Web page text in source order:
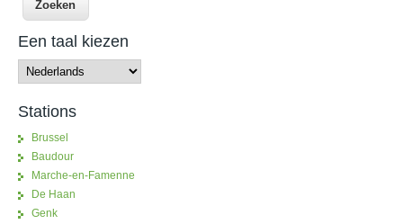
Een taal kiezen
Stations
Brussel
Baudour
Marche-en-Famenne
De Haan
Genk